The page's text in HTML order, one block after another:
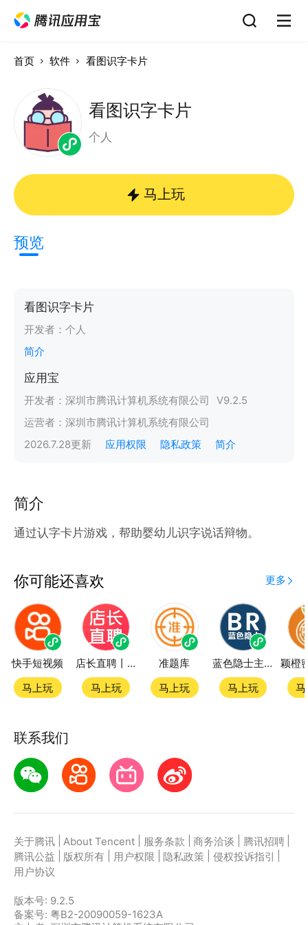
首页 软件 看图识字卡片
看图识字卡片
个人
马上玩
预览
看图识字卡片
开发者： 个人
简介
应用宝
开发者： 深圳市腾讯计算机系统有限公司 V9.2.5
运营者： 深圳市腾讯计算机系统有限公司
2026.7.28更新 应用权限 隐私政策 简介
简介
通过认字卡片游戏，帮助婴幼儿识字说话辩物。
你可能还喜欢 更多
快手短视频
马上玩
店长直聘丨求职招聘找工作
马上玩
准题库
马上玩
蓝色隐士主题站
马上玩
联系我们
关于腾讯 About Tencent 服务条款 商务洽谈 腾讯招聘
腾讯公益
版权所有 用户权限 隐私政策 侵权投诉指引
用户协议
版本号: 9.2.5
备案号: 粤B2-20090059-1623A